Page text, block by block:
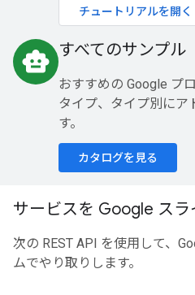
チュートリアルを開く
smart_toy すべてのサンプル
おすすめの Google プ
タイプ、タイプ別にア
す。
カタログを見る
サービスを Google スラ
次の REST API を使用して、
ムでやり取りします。